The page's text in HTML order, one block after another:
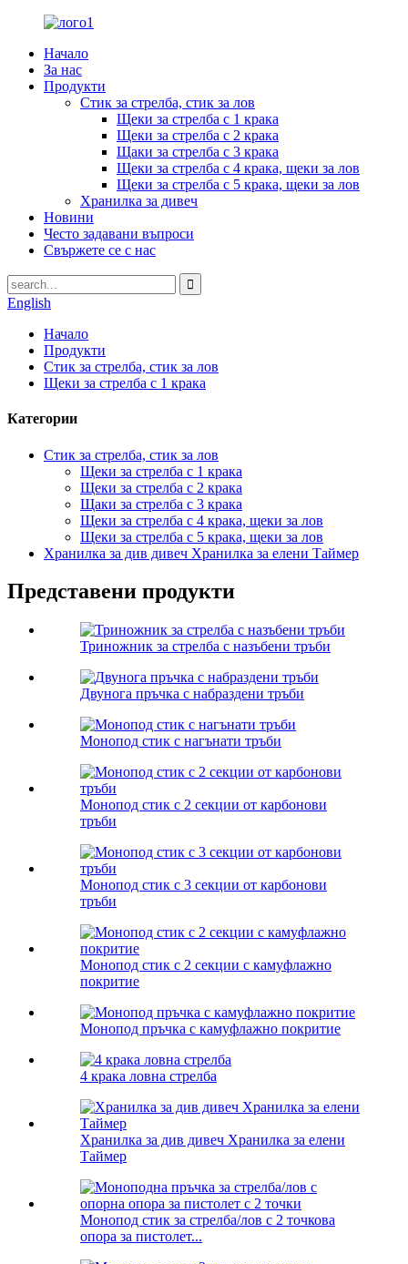
Начало
За нас
Продукти
Стик за стрелба, стик за лов
Щеки за стрелба с 1 крака
Щеки за стрелба с 2 крака
Щаки за стрелба с 3 крака
Щеки за стрелба с 4 крака, щеки за лов
Щеки за стрелба с 5 крака, щеки за лов
Хранилка за дивеч
Новини
Често задавани въпроси
Свържете се с нас
English
Начало
Продукти
Стик за стрелба, стик за лов
Щеки за стрелба с 1 крака
Категории
Стик за стрелба, стик за лов
Щеки за стрелба с 1 крака
Щеки за стрелба с 2 крака
Щаки за стрелба с 3 крака
Щеки за стрелба с 4 крака, щеки за лов
Щеки за стрелба с 5 крака, щеки за лов
Хранилка за див дивеч Хранилка за елени Таймер
Представени продукти
Триножник за стрелба с назъбени тръби
Двунога пръчка с набраздени тръби
Монопод стик с нагънати тръби
Монопод стик с 2 секции от карбонови
тръби
Монопод стик с 3 секции от карбонови
тръби
Монопод стик с 2 секции с камуфлажно
покритие
Монопод пръчка с камуфлажно покритие
4 крака ловна стрелба
Хранилка за див дивеч Хранилка за елени
Таймер
Монопод стик за стрелба/лов с 2 точкова
опора за пистолет...